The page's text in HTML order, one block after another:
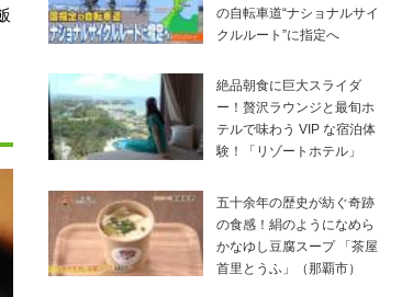
の自転車道“ナショナルサイ
クルルート”に指定へ
絶品朝食に巨大スライダ
ー！贅沢ラウンジと最旬ホ
テルで味わう VIP な宿泊体
験！「リゾートホテル」
五十余年の歴史が紡ぐ奇跡
の食感！絹のようになめら
かなゆし豆腐スープ 「茶屋
首里とうふ」（那覇市）